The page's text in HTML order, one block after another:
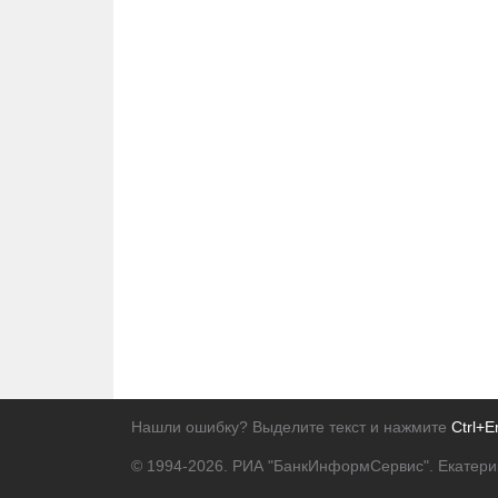
Нашли ошибку? Выделите текст и нажмите
© 1994-2026. РИА "БанкИнформСервис".